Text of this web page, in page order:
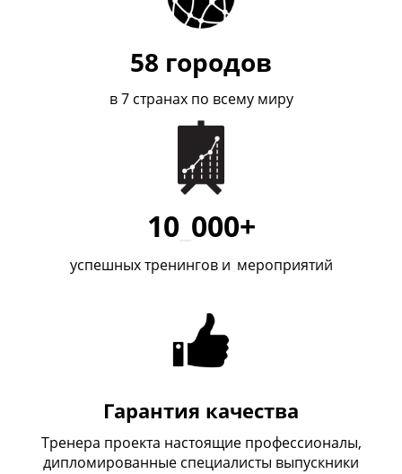
58 городов
в 7 странах по всему миру
10_ 000+
успешных тренингов и мероприятий
Гарантия качества
Тренера проекта настоящие профессионалы,
дипломированные специалисты выпускники